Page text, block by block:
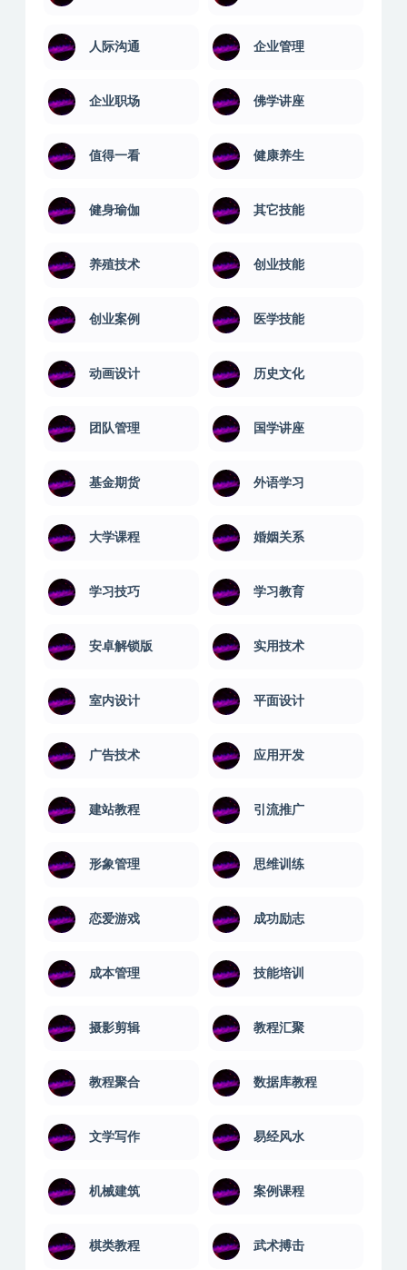
人际沟通 企业管理
企业职场 佛学讲座
值得一看 健康养生
健身瑜伽 其它技能
养殖技术 创业技能
创业案例 医学技能
动画设计 历史文化
团队管理 国学讲座
基金期货 外语学习
大学课程 婚姻关系
学习技巧 学习教育
安卓解锁版 实用技术
室内设计 平面设计
广告技术 应用开发
建站教程 引流推广
形象管理 思维训练
恋爱游戏 成功励志
成本管理 技能培训
摄影剪辑 教程汇聚
教程聚合 数据库教程
文学写作 易经风水
机械建筑 案例课程
棋类教程 武术搏击